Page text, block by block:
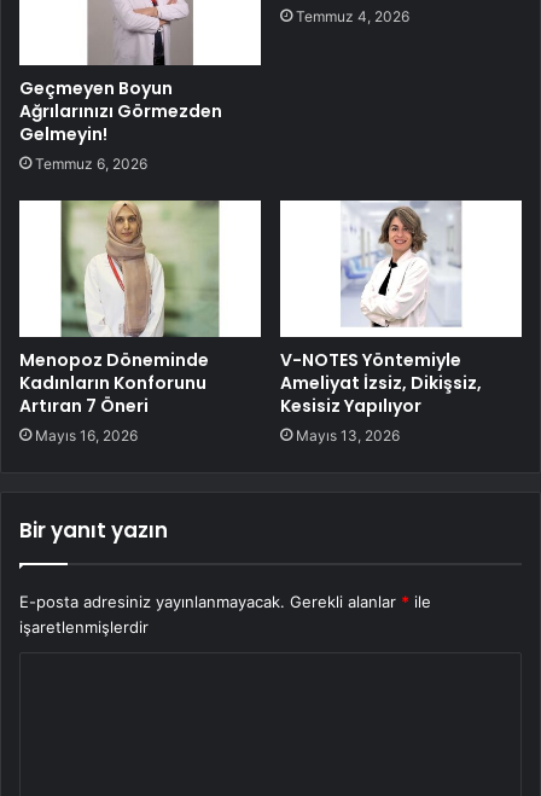
Geçmeyen Boyun
Ağrılarınızı Görmezden
Gelmeyin!
Temmuz 6, 2026
Temmuz 4, 2026
Menopoz Döneminde
Kadınların Konforunu
Artıran 7 Öneri
Mayıs 16, 2026
V-NOTES Yöntemiyle
Ameliyat İzsiz, Dikişsiz,
Kesisiz Yapılıyor
Mayıs 13, 2026
Bir yanıt yazın
E-posta adresiniz yayınlanmayacak. Gerekli alanlar * ile
işaretlenmişlerdir